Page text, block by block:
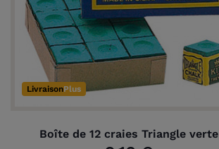
LivraisonPlus
Boîte de 12 craies Triangle verte